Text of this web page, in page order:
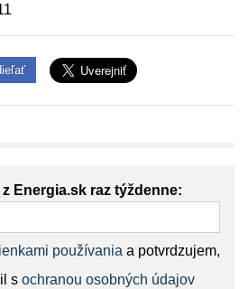
Energia.sk raz týždenne:
používania a potvrdzujem,
s ochranou osobných údajov